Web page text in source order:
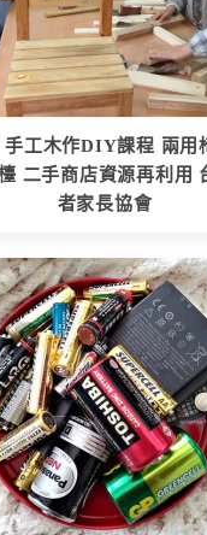
手工木作DIY課程 兩用
二手商店資源再利用
者家長協會